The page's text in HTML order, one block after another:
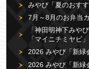
みやび「夏のおす
7月～8月のお弁当
「神田明神下みや
「マイニチミヤビ
2026 みやび「新緑
2026 みやび「新緑